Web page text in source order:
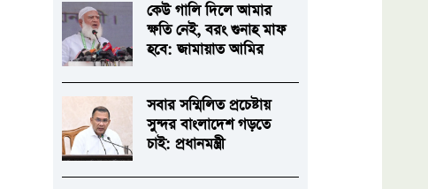
কেউ গালি দিলে আমার
ক্ষতি নেই, বরং গুনাহ মাফ
হবে: জামায়াত আমির
সবার সম্মিলিত প্রচেষ্টায়
সুন্দর বাংলাদেশ গড়তে
চাই: প্রধানমন্ত্রী